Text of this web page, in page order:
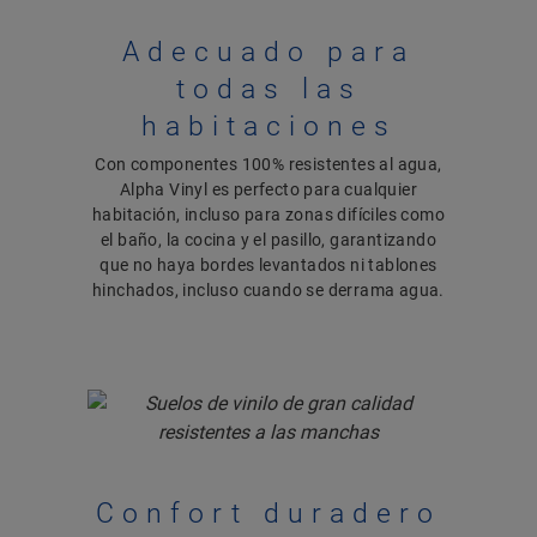
Adecuado para
todas las
habitaciones
Con componentes 100% resistentes al agua,
Alpha Vinyl es perfecto para cualquier
habitación, incluso para zonas difíciles como
el baño, la cocina y el pasillo, garantizando
que no haya bordes levantados ni tablones
hinchados, incluso cuando se derrama agua.
Confort duradero